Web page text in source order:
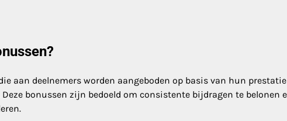
aan deelnemers worden aangeboden op basis van hun
bonussen zijn bedoeld om consistente bijdragen te belonen